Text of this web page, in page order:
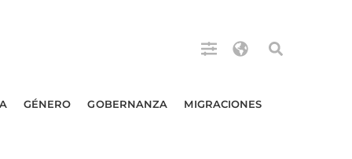
GÉNERO GOBERNANZA MIGRACIONES